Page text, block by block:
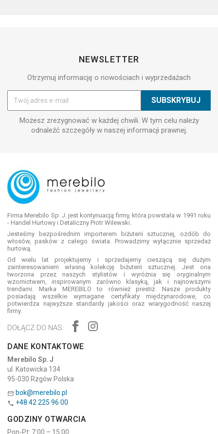
NEWSLETTER
Otrzymuj informację o nowościach i wyprzedażach
Możesz zrezygnować w każdej chwili. W tym celu należy
odnaleźć szczegóły w naszej informacji prawnej.
Firma Merebilo Sp. J. jest kontynuacją firmy, która powstała w 1991 roku
- Handel Hurtowy i Detaliczny Piotr Wilewski.
Jesteśmy bezpośrednim importerem biżuterii sztucznej, ozdób do
włosów, pasków z całego świata. Prowadzimy wyłącznie sprzedaż
hurtową.
Od wielu lat projektujemy i sprzedajemy cieszącą się dużym
zainteresowaniem własną kolekcję biżuterii sztucznej. Jest ona
tworzona przez naszych stylistów i wyróżnia się oryginalnym
wzornictwem, inspirowanym zarówno klasyką, jak i najnowszymi
trendami. Marka MEREBILO to również prestiż. Nasze produkty
posiadają wszelkie wymagane certyfikaty międzynarodowe, co
potwierdza najwyższe standardy jakości oraz wiarygodność naszej
firmy.
DOŁĄCZ DO NAS:
DANE KONTAKTOWE
Merebilo Sp. J
ul. Katowicka 134
95-030 Rzgów Polska
 bok@merebilo.pl
 +48 42 225 96 00
GODZINY OTWARCIA
Pon-Pt: 7:00 – 15:00